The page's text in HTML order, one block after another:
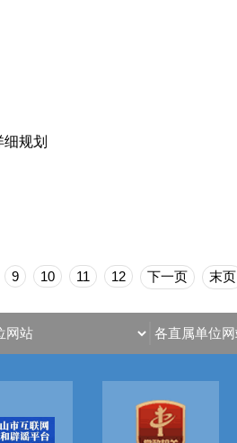
规划
9 10 11 12 下一页 末页